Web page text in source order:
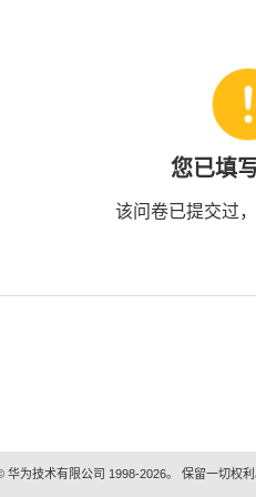
您已填
该问卷已提交过
华为技术有限公司 1998-2026。 保留一切权